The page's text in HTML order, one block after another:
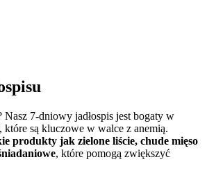
Nasz 7-dniowy jadłospis jest bogaty w
są kluczowe w walce z anemią.
produkty jak zielone liście, chude mięso
, które pomogą zwiększyć